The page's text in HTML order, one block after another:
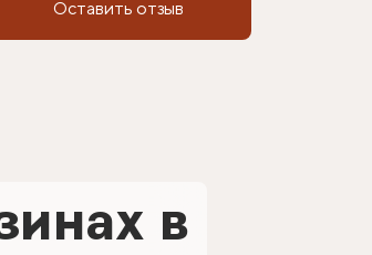
Оставить отзыв
в